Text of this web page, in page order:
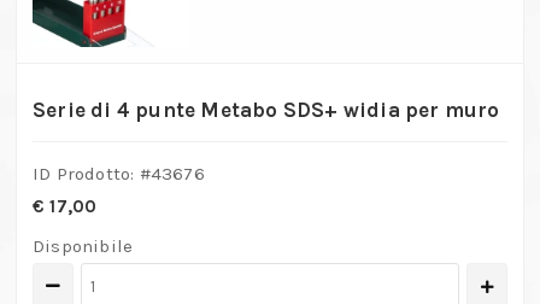
Serie di 4 punte Metabo SDS+ widia per muro
ID Prodotto: #43676
€ 17,00
Disponibile